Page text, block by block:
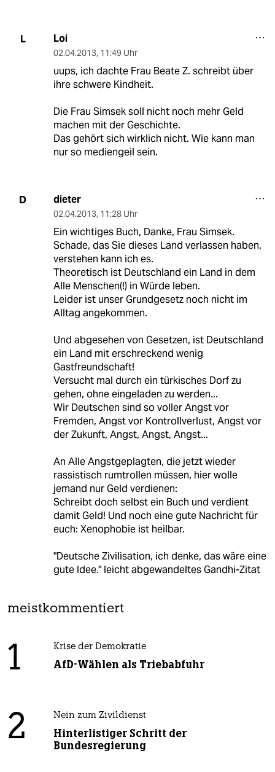
L Loi
02.04.2013, 11:49 Uhr
uups, ich dachte Frau Beate Z. schreibt über
ihre schwere Kindheit.
Die Frau Simsek soll nicht noch mehr Geld
machen mit der Geschichte.
Das gehört sich wirklich nicht. Wie kann man
nur so mediengeil sein.
D dieter
02.04.2013, 11:28 Uhr
Ein wichtiges Buch, Danke, Frau Simsek.
Schade, das Sie dieses Land verlassen haben,
verstehen kann ich es.
Theoretisch ist Deutschland ein Land in dem
Alle Menschen(!) in Würde leben.
Leider ist unser Grundgesetz noch nicht im
Alltag angekommen.
Und abgesehen von Gesetzen, ist Deutschland
ein Land mit erschreckend wenig
Gastfreundschaft!
Versucht mal durch ein türkisches Dorf zu
gehen, ohne eingeladen zu werden...
Wir Deutschen sind so voller Angst vor
Fremden, Angst vor Kontrollverlust, Angst vor
der Zukunft, Angst, Angst, Angst...
An Alle Angstgeplagten, die jetzt wieder
rassistisch rumtrollen müssen, hier wolle
jemand nur Geld verdienen:
Schreibt doch selbst ein Buch und verdient
damit Geld! Und noch eine gute Nachricht für
euch: Xenophobie ist heilbar.
"Deutsche Zivilisation, ich denke, das wäre eine
gute Idee." leicht abgewandeltes Gandhi-Zitat
meistkommentiert
1 Krise der Demokratie
AfD-Wählen als Triebabfuhr
2 Nein zum Zivildienst
Hinterlistiger Schritt der
Bundesregierung